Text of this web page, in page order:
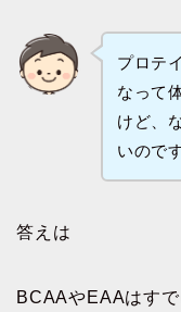
プロテ
なって
けど、
いので
答えは
BCAAやEAAはす